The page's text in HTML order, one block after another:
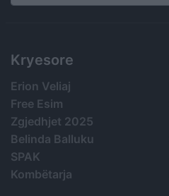
Search
Kryesore
Erion Veliaj
Free Esim
Zgjedhjet 2025
Belinda Balluku
SPAK
Kombëtarja